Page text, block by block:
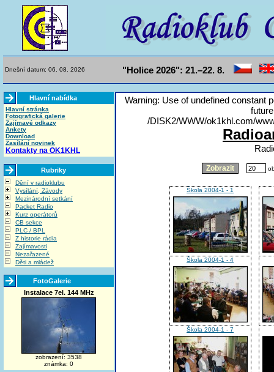
Dnešní datum: 06. 08. 2026 "Holice 2026": 21.–22. 8.
Hlavní nabídka
Hlavní stránka
Fotografická galerie
Zajímavé odkazy
Ankety
Download
Zasílání novinek
Kontakty na OK1KHL
Rubriky
Dění v radioklubu
Vysílání, Závody
Mezinárodní setkání
Packet Radio
Kurz operátorů
CB sekce
PLC / BPL
Z historie rádia
Zajímavosti
Nezařazené
Děti a mládež
FotoGalerie
Instalace 7el. 144 MHz
zobrazení: 3538
známka: 0
Warning: Use of undefined constant
/DISK2/WWW/ok1khl.com/
Škola 2004-1 - 1
Škola 2004-1 - 4
Škola 2004-1 - 7